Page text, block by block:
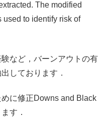
The modified
used to identify risk of
など，バーンアウトの有
しております．
に修正Downs and Black
す．